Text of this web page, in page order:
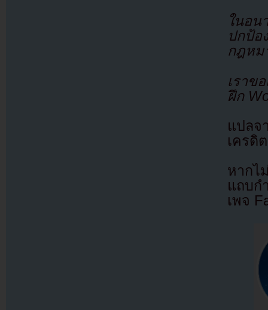
ในอน
ปกป้อ
กฎหม
เราข
ฝึก
แปล
เครดิ
หากไ
แถบก
เพจ